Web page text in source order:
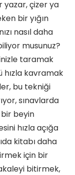
yazar, çizer ya
bir yığın
nasıl daha
musunuz?
taramak
hızla kavramak
bu tekniği
sınavlarda
bir beyin
hızla açığa
kitabı daha
için bir
bitirmek,